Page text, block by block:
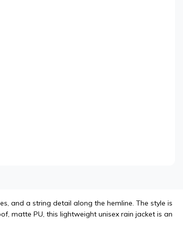
and a string detail along the hemline. The style is
matte PU, this lightweight unisex rain jacket is an